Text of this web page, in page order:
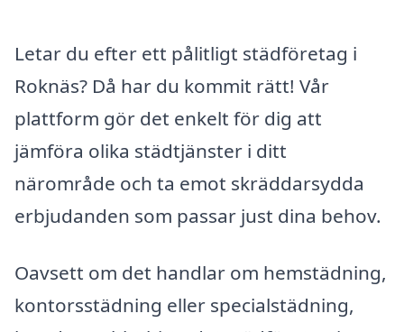
Letar du efter ett pålitligt städföretag i
Roknäs? Då har du kommit rätt! Vår
plattform gör det enkelt för dig att
jämföra olika städtjänster i ditt
närområde och ta emot skräddarsydda
erbjudanden som passar just dina behov.
Oavsett om det handlar om hemstädning,
kontorsstädning eller specialstädning,